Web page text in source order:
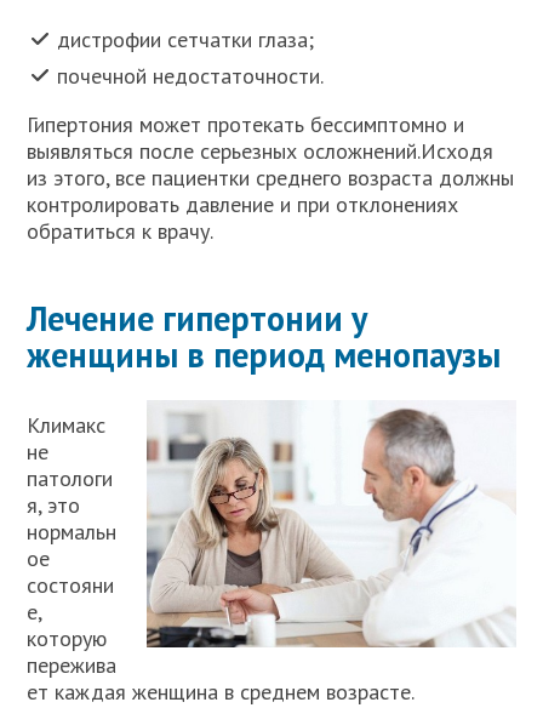
дистрофии сетчатки глаза;
почечной недостаточности.
Гипертония может протекать бессимптомно и
выявляться после серьезных осложнений.Исходя
из этого, все пациентки среднего возраста должны
контролировать давление и при отклонениях
обратиться к врачу.
Лечение гипертонии у
женщины в период менопаузы
Климакс
не
патологи
я, это
нормальн
ое
состояни
е,
которую
пережива
ет каждая женщина в среднем возрасте.